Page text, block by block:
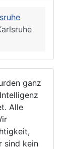
ganz
Alle
sind kein